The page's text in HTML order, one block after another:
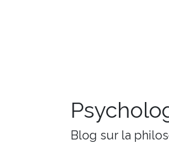
Blog sur la